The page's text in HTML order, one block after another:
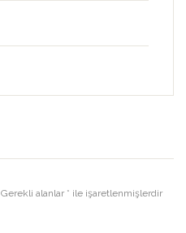
Gerekli alanlar * ile işaretlenmişlerdir